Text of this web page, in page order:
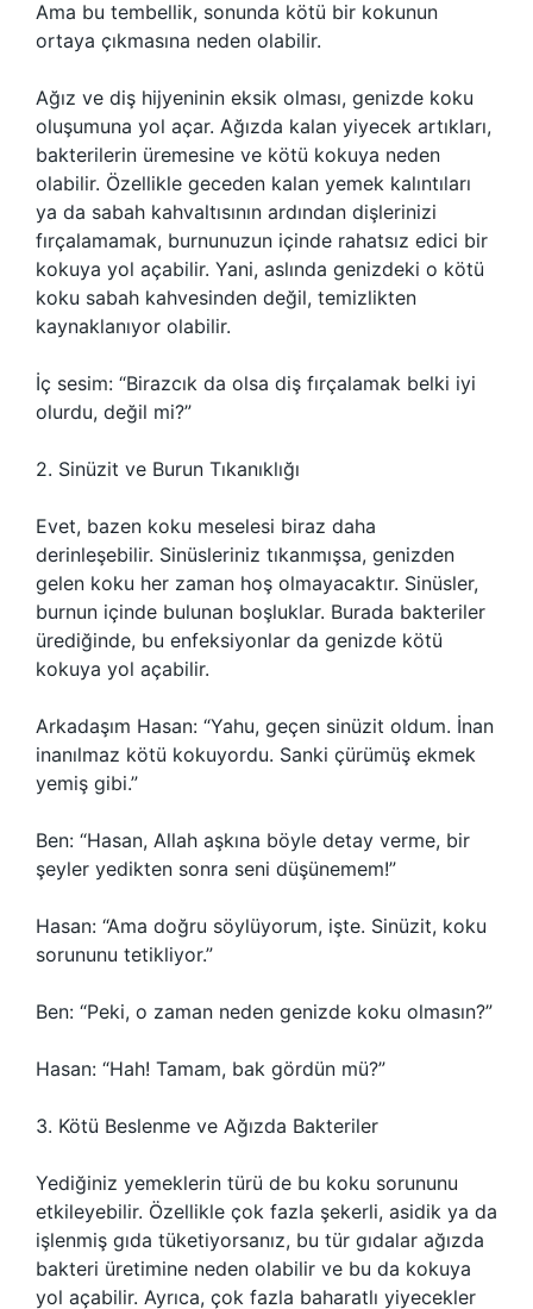
Ama bu tembellik, sonunda kötü bir kokunun
ortaya çıkmasına neden olabilir.
Ağız ve diş hijyeninin eksik olması, genizde koku
oluşumuna yol açar. Ağızda kalan yiyecek artıkları,
bakterilerin üremesine ve kötü kokuya neden
olabilir. Özellikle geceden kalan yemek kalıntıları
ya da sabah kahvaltısının ardından dişlerinizi
fırçalamamak, burnunuzun içinde rahatsız edici bir
kokuya yol açabilir. Yani, aslında genizdeki o kötü
koku sabah kahvesinden değil, temizlikten
kaynaklanıyor olabilir.
İç sesim: “Birazcık da olsa diş fırçalamak belki iyi
olurdu, değil mi?”
2. Sinüzit ve Burun Tıkanıklığı
Evet, bazen koku meselesi biraz daha
derinleşebilir. Sinüsleriniz tıkanmışsa, genizden
gelen koku her zaman hoş olmayacaktır. Sinüsler,
burnun içinde bulunan boşluklar. Burada bakteriler
ürediğinde, bu enfeksiyonlar da genizde kötü
kokuya yol açabilir.
Arkadaşım Hasan: “Yahu, geçen sinüzit oldum. İnan
inanılmaz kötü kokuyordu. Sanki çürümüş ekmek
yemiş gibi.”
Ben: “Hasan, Allah aşkına böyle detay verme, bir
şeyler yedikten sonra seni düşünemem!”
Hasan: “Ama doğru söylüyorum, işte. Sinüzit, koku
sorununu tetikliyor.”
Ben: “Peki, o zaman neden genizde koku olmasın?”
Hasan: “Hah! Tamam, bak gördün mü?”
3. Kötü Beslenme ve Ağızda Bakteriler
Yediğiniz yemeklerin türü de bu koku sorununu
etkileyebilir. Özellikle çok fazla şekerli, asidik ya da
işlenmiş gıda tüketiyorsanız, bu tür gıdalar ağızda
bakteri üretimine neden olabilir ve bu da kokuya
yol açabilir. Ayrıca, çok fazla baharatlı yiyecekler